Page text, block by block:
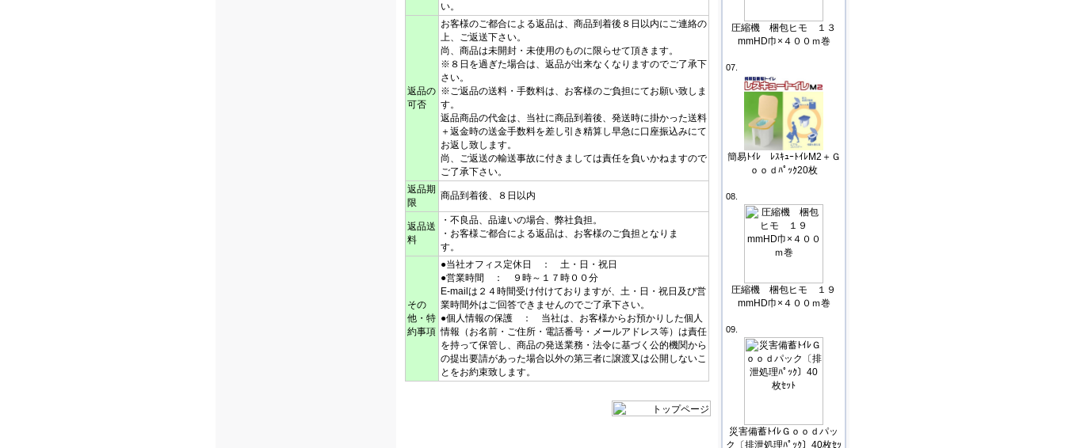
い。
返品の
可否
お客様のご都合による返品は、商品到着後８日以内にご連絡の
上、ご返送下さい。
尚、商品は未開封・未使用のものに限らせて頂きます。
※８日を過ぎた場合は、返品が出来なくなりますのでご了承下
さい。
※ご返品の送料・手数料は、お客様のご負担にてお願い致しま
す。
返品商品の代金は、当社に商品到着後、発送時に掛かった送料
＋返金時の送金手数料を差し引き精算し早急に口座振込みにて
お返し致します。
尚、ご返送の輸送事故に付きましては責任を負いかねますので
ご了承下さい。
返品期
限
商品到着後、８日以内
返品送
料
・不良品、品違いの場合、弊社負担。
・お客様ご都合による返品は、お客様のご負担となりま
す。
その
他・特
約事項
●当社オフィス定休日 ： 土・日・祝日
●営業時間 ： ９時～１７時００分
E-mailは２４時間受け付けておりますが、土・日・祝日及び営
業時間外はご回答できませんのでご了承下さい。
●個人情報の保護 ： 当社は、お客様からお預かりした個人
情報（お名前・ご住所・電話番号・メールアドレス等）は責任
を持って保管し、商品の発送業務・法令に基づく公的機関から
の提出要請があった場合以外の第三者に譲渡又は公開しないこ
とをお約束致します。
圧縮機 梱包ヒモ １３
mmHD巾×４００ｍ巻
07.
簡易ﾄｲﾚ ﾚｽｷｭｰﾄｲﾚM2＋Ｇ
ｏｏｄﾊﾟｯｸ20枚
08.
圧縮機 梱包ヒモ １９
mmHD巾×４００ｍ巻
09.
災害備蓄ﾄｲﾚＧｏｏｄパッ
ク〔排泄処理ﾊﾟｯｸ〕40枚ｾｯ